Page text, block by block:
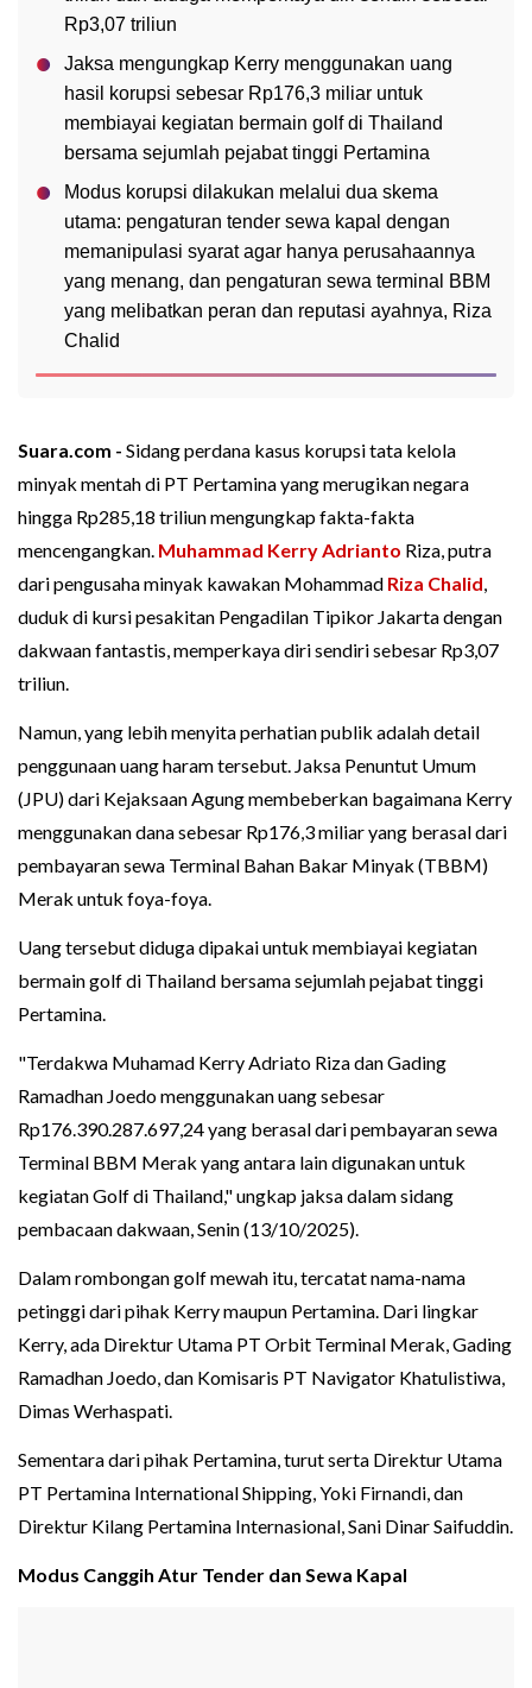
Rp3,07 triliun
Jaksa mengungkap Kerry menggunakan uang
hasil korupsi sebesar Rp176,3 miliar untuk
membiayai kegiatan bermain golf di Thailand
bersama sejumlah pejabat tinggi Pertamina
Modus korupsi dilakukan melalui dua skema
utama: pengaturan tender sewa kapal dengan
memanipulasi syarat agar hanya perusahaannya
yang menang, dan pengaturan sewa terminal BBM
yang melibatkan peran dan reputasi ayahnya, Riza
Chalid
Suara.com - Sidang perdana kasus korupsi tata kelola
minyak mentah di PT Pertamina yang merugikan negara
hingga Rp285,18 triliun mengungkap fakta-fakta
mencengangkan. Muhammad Kerry Adrianto Riza, putra
dari pengusaha minyak kawakan Mohammad Riza Chalid,
duduk di kursi pesakitan Pengadilan Tipikor Jakarta dengan
dakwaan fantastis, memperkaya diri sendiri sebesar Rp3,07
triliun.
Namun, yang lebih menyita perhatian publik adalah detail
penggunaan uang haram tersebut. Jaksa Penuntut Umum
(JPU) dari Kejaksaan Agung membeberkan bagaimana Kerry
menggunakan dana sebesar Rp176,3 miliar yang berasal dari
pembayaran sewa Terminal Bahan Bakar Minyak (TBBM)
Merak untuk foya-foya.
Uang tersebut diduga dipakai untuk membiayai kegiatan
bermain golf di Thailand bersama sejumlah pejabat tinggi
Pertamina.
"Terdakwa Muhamad Kerry Adriato Riza dan Gading
Ramadhan Joedo menggunakan uang sebesar
Rp176.390.287.697,24 yang berasal dari pembayaran sewa
Terminal BBM Merak yang antara lain digunakan untuk
kegiatan Golf di Thailand," ungkap jaksa dalam sidang
pembacaan dakwaan, Senin (13/10/2025).
Dalam rombongan golf mewah itu, tercatat nama-nama
petinggi dari pihak Kerry maupun Pertamina. Dari lingkar
Kerry, ada Direktur Utama PT Orbit Terminal Merak, Gading
Ramadhan Joedo, dan Komisaris PT Navigator Khatulistiwa,
Dimas Werhaspati.
Sementara dari pihak Pertamina, turut serta Direktur Utama
PT Pertamina International Shipping, Yoki Firnandi, dan
Direktur Kilang Pertamina Internasional, Sani Dinar Saifuddin.
Modus Canggih Atur Tender dan Sewa Kapal